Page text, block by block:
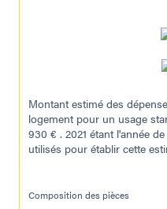
Montant estimé des
logement pour un usage
930 € . 2021 étant l'année
utilisés pour établir cette
Composition des pièces